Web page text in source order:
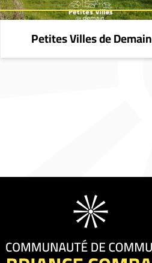
Petites Villes de Demain